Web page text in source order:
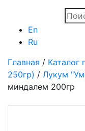
En
Ru
Главная / Каталог
250гр) / Лукум
миндалем 200гр